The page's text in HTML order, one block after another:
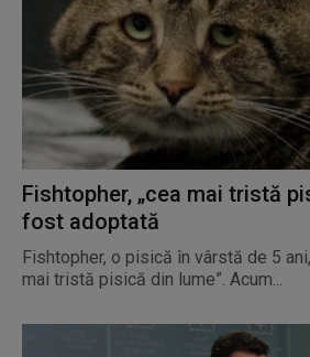
Fishtopher, „cea mai tristă
fost adoptată
Fishtopher, o pisică în vârstă de 5
mai tristă pisică din lume”. Acum...